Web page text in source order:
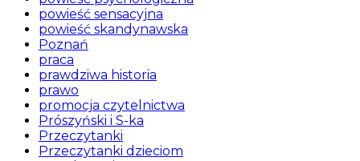
powieść sensacyjna
powieść skandynawska
Poznań
praca
prawdziwa historia
prawo
promocja czytelnictwa
Prószyński i S-ka
Przeczytanki
Przeczytanki dzieciom